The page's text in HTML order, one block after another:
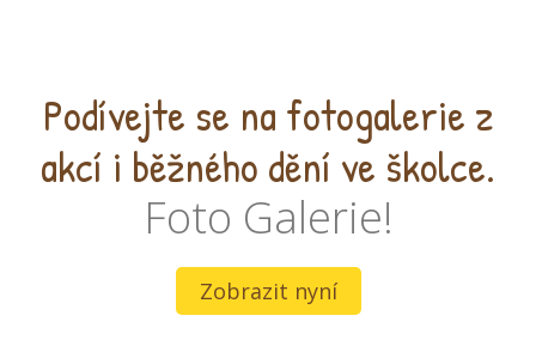
Podívejte se na fotogalerie z
akcí i běžného dění ve školce.
Foto Galerie!
Zobrazit nyní